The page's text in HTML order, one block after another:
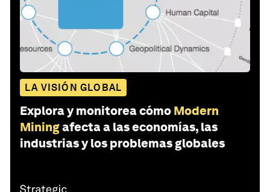
LA VISIÓN GLOBAL
Explora y monitorea cómo Modern
Miningafecta a las economías, las
industrias y los problemas globales